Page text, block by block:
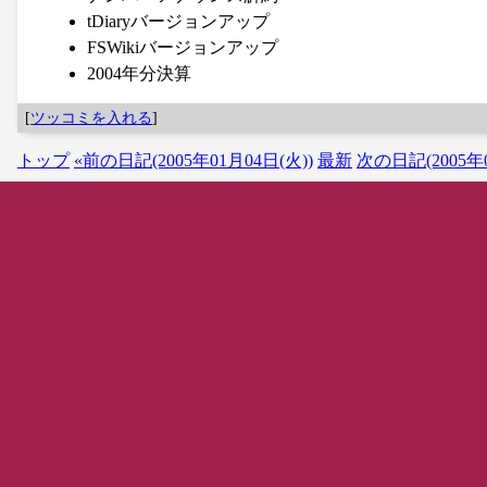
tDiaryバージョンアップ
FSWikiバージョンアップ
2004年分決算
[ツッコミを入れる]
トップ «前の日記(2005年01月04日(火)) 最新 次の日記(2005